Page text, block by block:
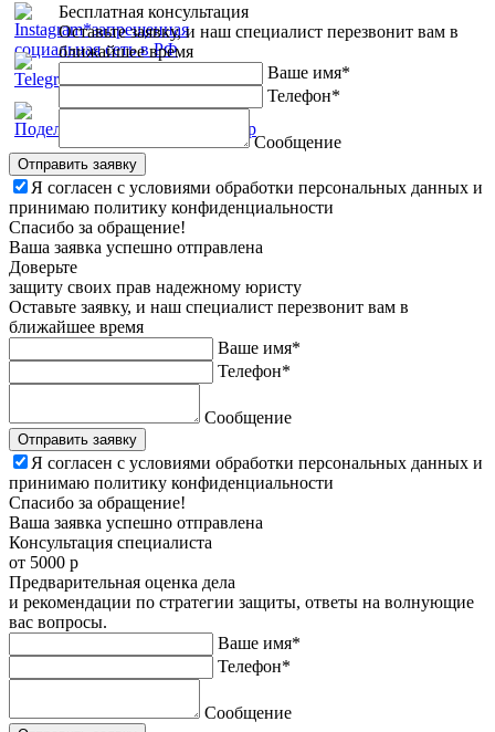
Бесплатная консультация
Оставьте заявку, и наш специалист перезвонит вам в
ближайшее время
Ваше имя*
Телефон*
Сообщение
Отправить заявку
Я согласен с условиями обработки персональных данных и
принимаю политику конфиденциальности
Спасибо за обращение!
Ваша заявка успешно отправлена
Доверьте
защиту своих прав надежному юристу
Оставьте заявку, и наш специалист перезвонит вам в
ближайшее время
Ваше имя*
Телефон*
Сообщение
Отправить заявку
Я согласен с условиями обработки персональных данных и
принимаю политику конфиденциальности
Спасибо за обращение!
Ваша заявка успешно отправлена
Консультация специалиста
от 5000 р
Предварительная оценка дела
и рекомендации по стратегии защиты, ответы на волнующие
вас вопросы.
Ваше имя*
Телефон*
Сообщение